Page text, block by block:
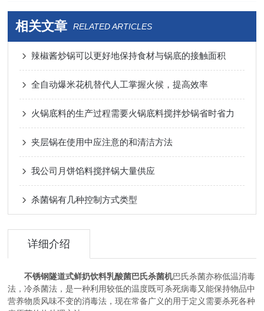
相关文章 RELATED ARTICLES
辣椒酱炒锅可以更好地保持食材与锅底的接触面积
全自动爆米花机替代人工掌握火候，提高效率
火锅底料的生产过程需要火锅底料搅拌炒锅省时省力
夹层锅在使用中应注意的和清洁方法
我公司月饼馅料搅拌锅大量供应
杀菌锅有几种控制方式类型
详细介绍
不锈钢隧道式鲜奶饮料乳酸菌巴氏杀菌机巴氏杀菌亦称低温消毒
法，冷杀菌法，是一种利用较低的温度既可杀死病毒又能保持物品中
营养物质风味不变的消毒法，现在常备广义的用于定义需要杀死各种